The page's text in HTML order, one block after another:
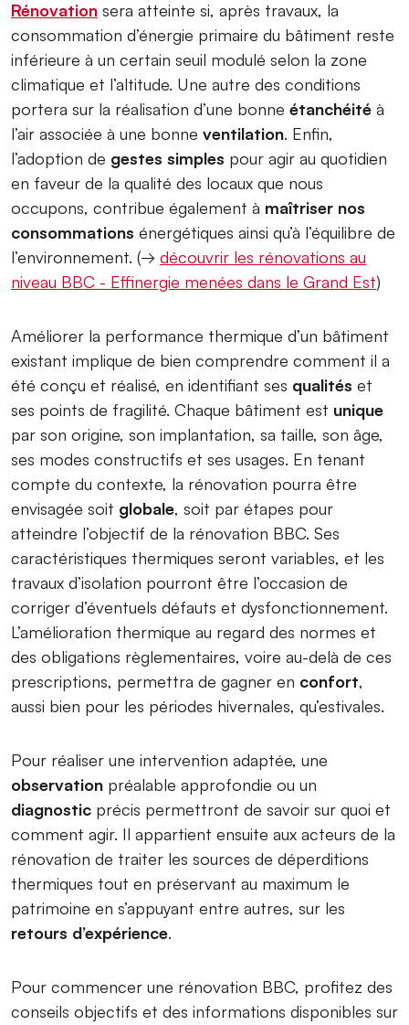
Rénovation sera atteinte si, après travaux, la
consommation d’énergie primaire du bâtiment reste
inférieure à un certain seuil modulé selon la zone
climatique et l’altitude. Une autre des conditions
portera sur la réalisation d’une bonne étanchéité à
l’air associée à une bonne ventilation. Enfin,
l’adoption de gestes simples pour agir au quotidien
en faveur de la qualité des locaux que nous
occupons, contribue également à maîtriser nos
consommations énergétiques ainsi qu’à l’équilibre de
l’environnement. (→ découvrir les rénovations au
niveau BBC - Effinergie menées dans le Grand Est)
Améliorer la performance thermique d’un bâtiment
existant implique de bien comprendre comment il a
été conçu et réalisé, en identifiant ses qualités et
ses points de fragilité. Chaque bâtiment est unique
par son origine, son implantation, sa taille, son âge,
ses modes constructifs et ses usages. En tenant
compte du contexte, la rénovation pourra être
envisagée soit globale, soit par étapes pour
atteindre l’objectif de la rénovation BBC. Ses
caractéristiques thermiques seront variables, et les
travaux d’isolation pourront être l’occasion de
corriger d’éventuels défauts et dysfonctionnement.
L’amélioration thermique au regard des normes et
des obligations règlementaires, voire au-delà de ces
prescriptions, permettra de gagner en confort,
aussi bien pour les périodes hivernales, qu’estivales.
Pour réaliser une intervention adaptée, une
observation préalable approfondie ou un
diagnostic précis permettront de savoir sur quoi et
comment agir. Il appartient ensuite aux acteurs de la
rénovation de traiter les sources de déperditions
thermiques tout en préservant au maximum le
patrimoine en s’appuyant entre autres, sur les
retours d’expérience.
Pour commencer une rénovation BBC, profitez des
conseils objectifs et des informations disponibles sur